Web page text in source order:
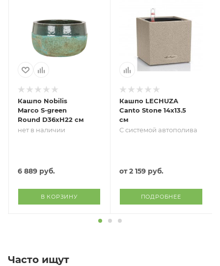
Кашпо Nobilis
Marco S-green
Round D36хH22 см
нет в наличии
6 889руб.
В КОРЗИНУ
Кашпо LECHUZA
Canto Stone 14х13.5
см
С системой автополива
от2 159 руб.
ПОДРОБНЕЕ
Часто ищут